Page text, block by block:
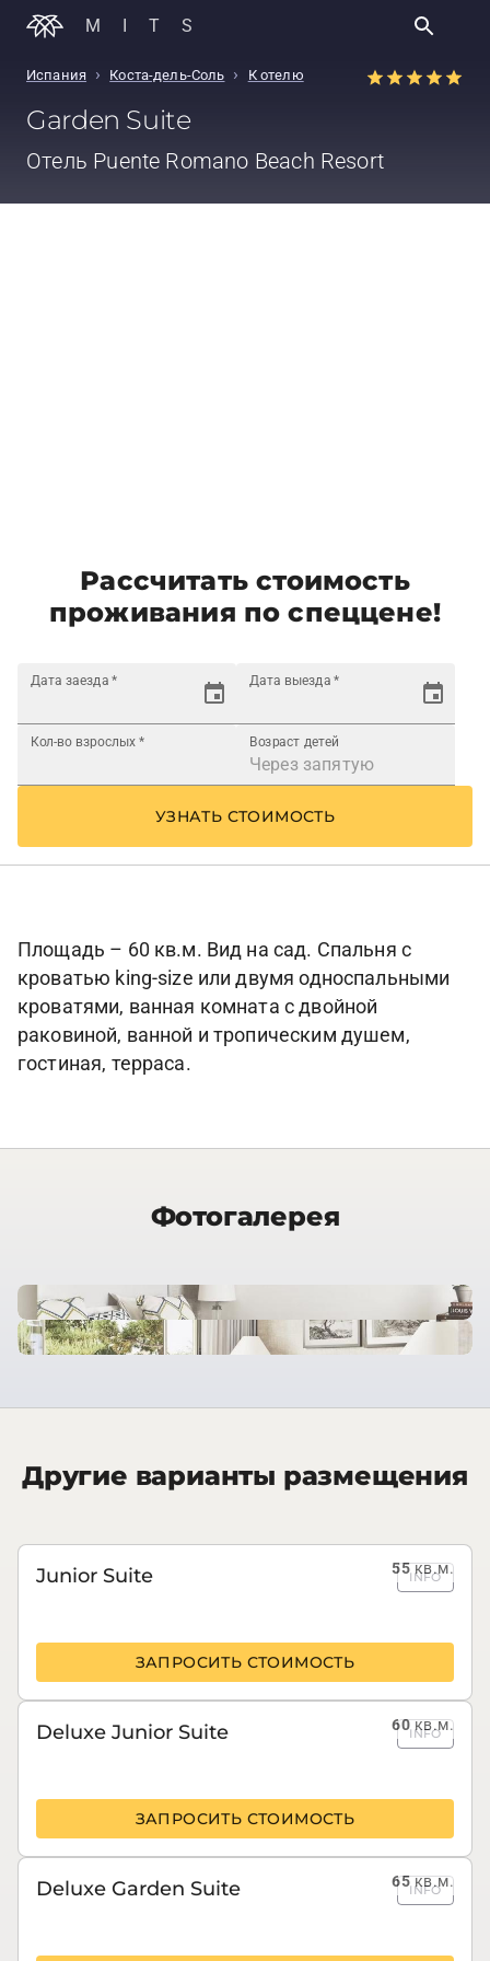
MITS
Испания › Коста-дель-Соль › К отелю
Garden Suite
Отель Puente Romano Beach Resort
Рассчитать стоимость
проживания по спеццене!
Дата заезда * Дата выезда *
Кол-во взрослых * Возраст детей
УЗНАТЬ СТОИМОСТЬ
Площадь – 60 кв.м. Вид на сад. Спальня с
кроватью king-size или двумя односпальными
кроватями, ванная комната с двойной
раковиной, ванной и тропическим душем,
гостиная, терраса.
Фотогалерея
Другие варианты размещения
55кв.м.
Junior Suite INFO
ЗАПРОСИТЬ СТОИМОСТЬ
60кв.м.
Deluxe Junior Suite INFO
ЗАПРОСИТЬ СТОИМОСТЬ
65кв.м.
Deluxe Garden Suite INFO